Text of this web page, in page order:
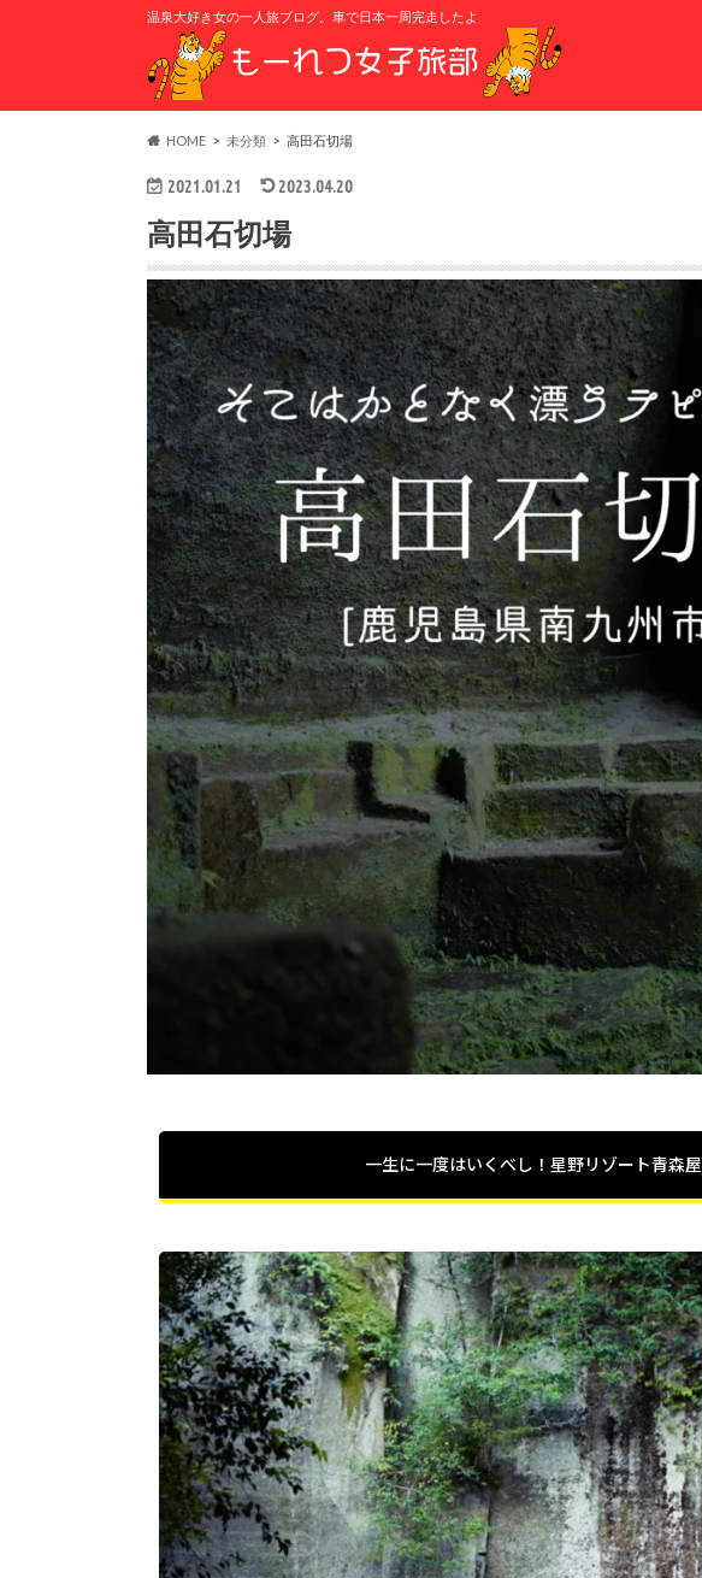
温泉大好き女の一人旅ブログ。車で日本一周完走したよ
HOME 未分類 高田石切場
2021.01.21 2023.04.20
高田石切場
一生に一度はいくべし！星野リゾート青森屋